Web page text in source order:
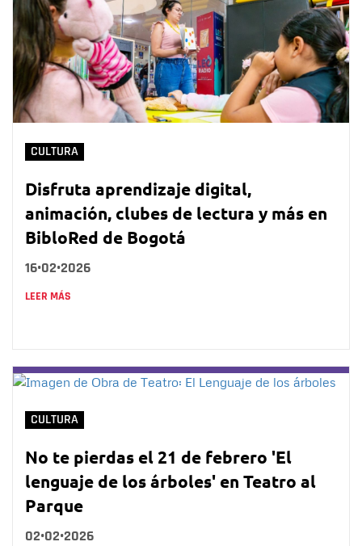
CULTURA
Disfruta aprendizaje digital,
animación, clubes de lectura y más en
BibloRed de Bogotá
16•02•2026
LEER MÁS
CULTURA
No te pierdas el 21 de febrero 'El
lenguaje de los árboles' en Teatro al
Parque
02•02•2026